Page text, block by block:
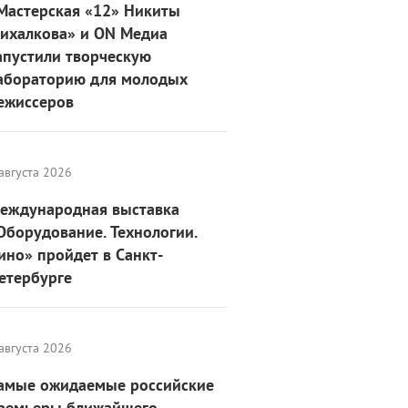
«12» Никиты
и ON Медиа
творческую
для молодых
2026
выставка
Технологии.
пройдет в Санкт-
2026
ожидаемые российские